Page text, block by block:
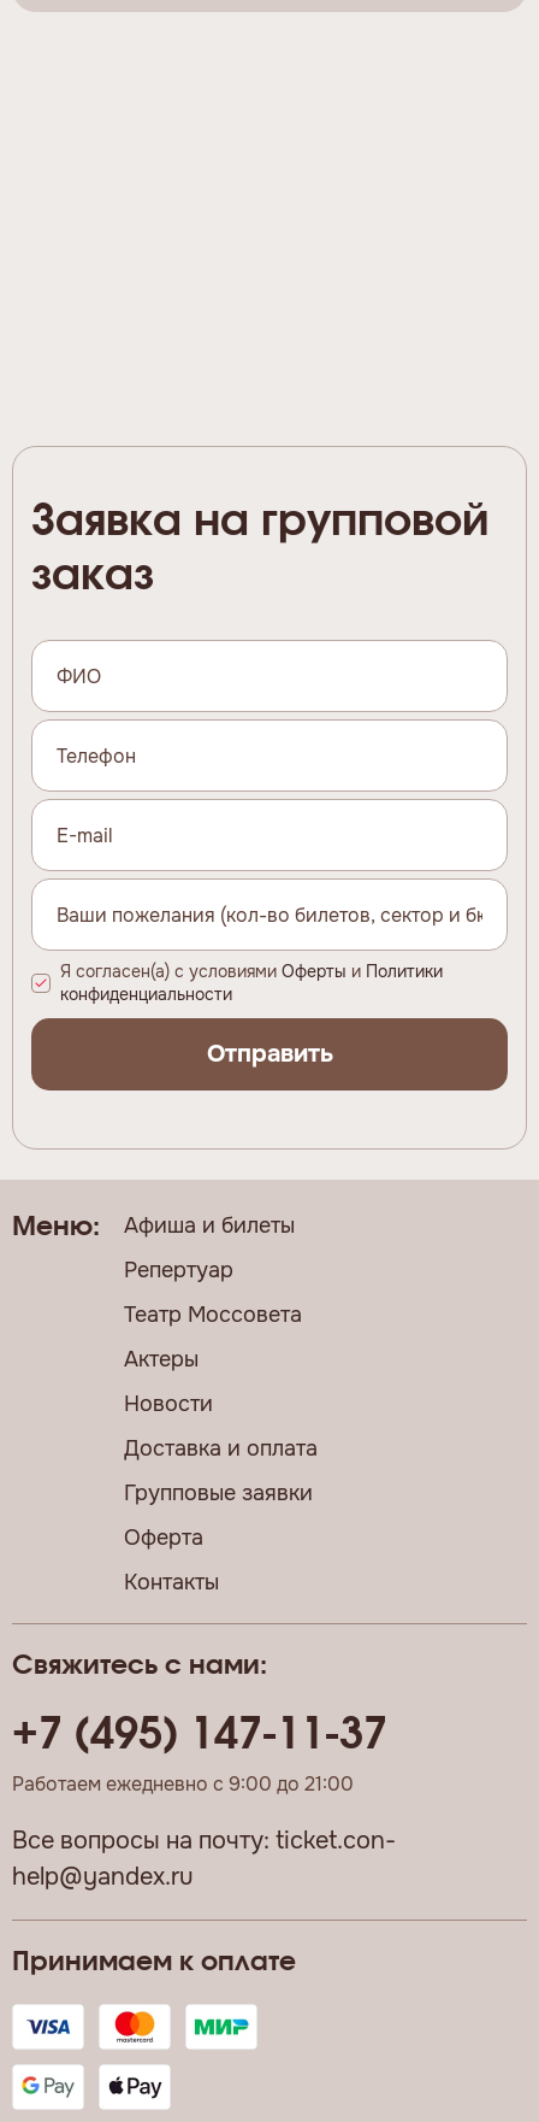
Заявка на групповой
заказ
Я согласен(а) с условиями Оферты и Политики
конфиденциальности
Отправить
Принимаем к оплате
Свяжитесь с нами:
+7 (495) 147-11-37
Работаем ежедневно с 9:00 до 21:00
Все вопросы на почту: ticket.con-
help@yandex.ru
Меню:
Афиша и билеты
Репертуар
Театр Моссовета
Актеры
Новости
Доставка и оплата
Групповые заявки
Оферта
Контакты